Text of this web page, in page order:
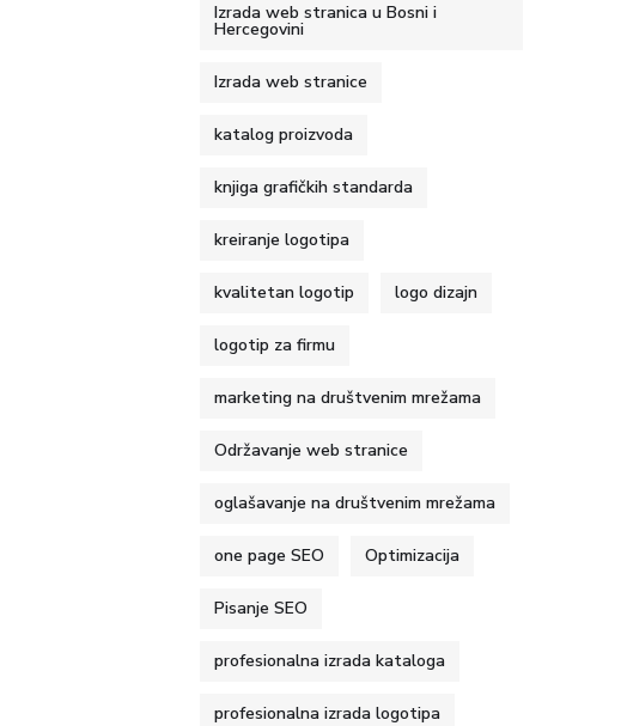
Izrada web stranica u Bosni i
Hercegovini
Izrada web stranice
katalog proizvoda
knjiga grafičkih standarda
kreiranje logotipa
kvalitetan logotip logo dizajn
logotip za firmu
marketing na društvenim mrežama
Održavanje web stranice
oglašavanje na društvenim mrežama
one page SEO Optimizacija
Pisanje SEO
profesionalna izrada kataloga
profesionalna izrada logotipa